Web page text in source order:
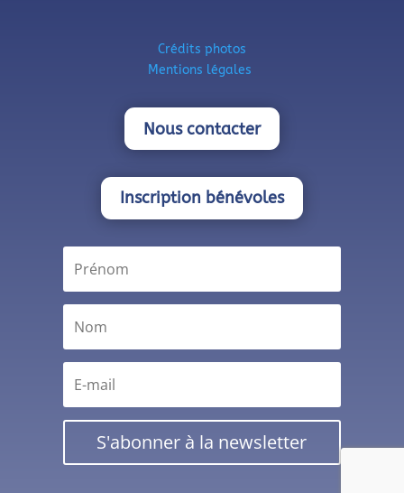
Crédits photos
Mentions légales
Nous contacter
Inscription bénévoles
S'abonner à la newsletter